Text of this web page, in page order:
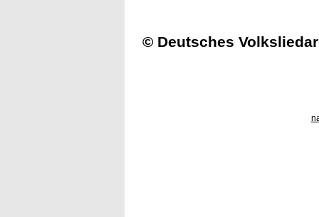
© Deutsches